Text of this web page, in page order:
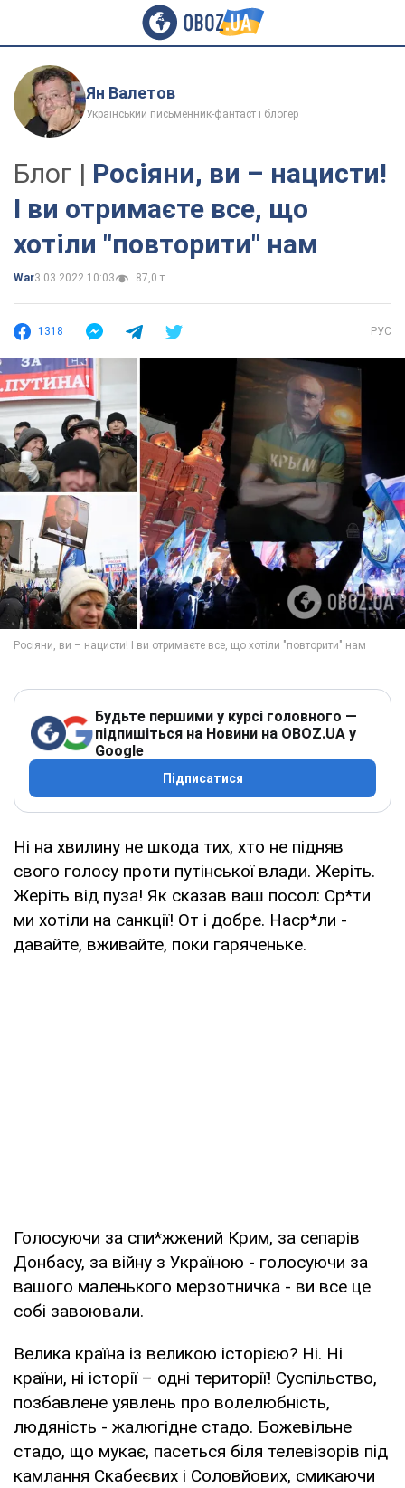
Ян Валетов
Український письменник-фантаст і блогер
Блог | Росіяни, ви – нацисти!
І ви отримаєте все, що
хотіли "повторити" нам
War3.03.2022 10:03 87,0 т.
1318 РУС
Будьте першими у курсі головного —
підпишіться на Новини на OBOZ.UA у
Google
Підписатися
Ні на хвилину не шкода тих, хто не підняв
свого голосу проти путінської влади. Жеріть.
Жеріть від пуза! Як сказав ваш посол: Ср*ти
ми хотіли на санкції! От і добре. Наср*ли -
давайте, вживайте, поки гаряченьке.
Голосуючи за спи*жжений Крим, за сепарів
Донбасу, за війну з Україною - голосуючи за
вашого маленького мерзотничка - ви все це
собі завоювали.
Велика країна із великою історією? Ні. Ні
країни, ні історії – одні території! Суспільство,
позбавлене уявлень про волелюбність,
людяність - жалюгідне стадо. Божевільне
стадо, що мукає, пасеться біля телевізорів під
камлання Скабеєвих і Соловйових, смикаючи